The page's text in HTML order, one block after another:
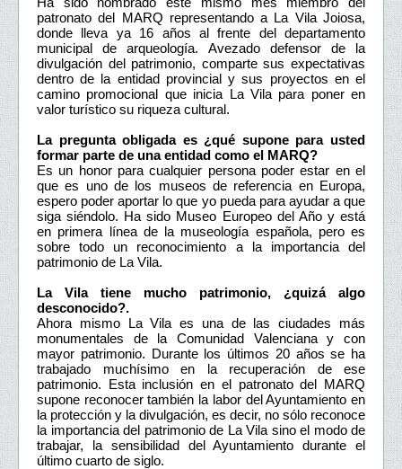
patronato del MARQ representando a La Vila Joiosa,
donde lleva ya 16 años al frente del departamento
municipal de arqueología. Avezado defensor de la
divulgación del patrimonio, comparte sus expectativas
dentro de la entidad provincial y sus proyectos en el
camino promocional que inicia La Vila para poner en
valor turístico su riqueza cultural.
La pregunta obligada es ¿qué supone para usted
formar parte de una entidad como el MARQ?
Es un honor para cualquier persona poder estar en el
que es uno de los museos de referencia en Europa,
espero poder aportar lo que yo pueda para ayudar a que
siga siéndolo. Ha sido Museo Europeo del Año y está
en primera línea de la museología española, pero es
sobre todo un reconocimiento a la importancia del
patrimonio de La Vila.
La Vila tiene mucho patrimonio, ¿quizá algo
desconocido?.
Ahora mismo La Vila es una de las ciudades más
monumentales de la Comunidad Valenciana y con
mayor patrimonio. Durante los últimos 20 años se ha
trabajado muchísimo en la recuperación de ese
patrimonio. Esta inclusión en el patronato del MARQ
supone reconocer también la labor del Ayuntamiento en
la protección y la divulgación, es decir, no sólo reconoce
la importancia del patrimonio de La Vila sino el modo de
trabajar, la sensibilidad del Ayuntamiento durante el
último cuarto de siglo.